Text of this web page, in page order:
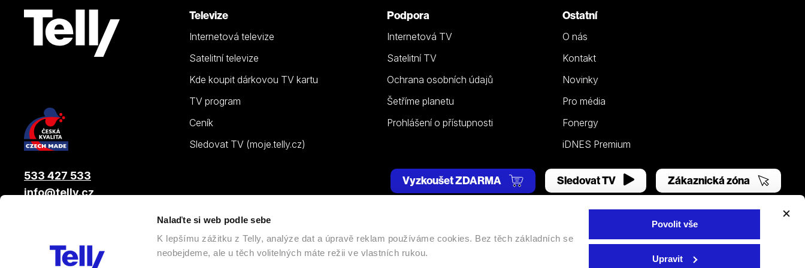
Nalaďte si web podle sebe
K lepšímu zážitku z Telly, analýze dat a úpravě reklam používáme cookies. Bez těch základních se
neobejdeme, ale u těch volitelných máte režii ve vlastních rukou.
Povolit vše
Upravit
Televize
Internetová televize
Satelitní televize
Kde koupit dárkovou TV kartu
TV program
Ceník
Sledovat TV (moje.telly.cz)
Podpora
Internetová TV
Satelitní TV
Ochrana osobních údajů
Šetříme planetu
Prohlášení o přístupnosti
Ostatní
O nás
Kontakt
Novinky
Pro média
Fonergy
iDNES Premium
533 427 533
info@telly.cz
Vyzkoušet ZDARMA Sledovat TV Zákaznická zóna
, člen skupiny LAMA ENERGY GROUP | Všechna práva vyhrazena. |Nastavení cookies